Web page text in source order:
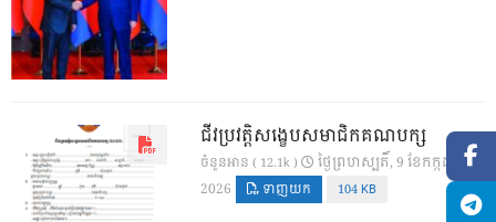
ជីវប្រវត្តិសង្ខេបសមាជិកគណបក្ស
ចំនួនអាន ( 12.1k )
ថ្ងៃ​ព្រហស្បតិ៍, 9 ខែ​កក្កដា,
2026
ទាញយក 104 KB